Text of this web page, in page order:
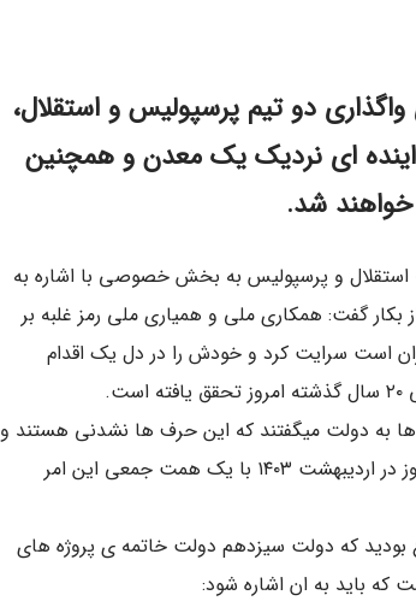
دو تیم پرسپولیس و استقلال،
اینده ای نردیک یک معدن و همچنین
شد.
استقلال و پرسپولیس به بخش خصوصی با اشاره به
بکار گفت: همکاری ملی و همیاری ملی رمز غلبه بر
است سرایت کرد و خودش را در دل یک اقدام
ها به دولت میگفتند که این حرف ها نشدنی هستند و
دولت ها در ایران اراده واگذاری این دو تیم را ندارند. اما امروز در اردیبهشت ۱۴۰۳ با یک همت جمعی این امر
که دولت سیزدهم دولت خاتمه ی پروژه های